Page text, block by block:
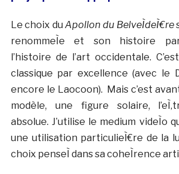
Le choix duApollon du BelveÌdeÌ€re
renommeÌe et son histoire
l’histoire de l’art occidentale.
classique par excellence (avec le
encore le Laocoon). Mais c’est
modèle, une figure solaire,
absolue. J’utilise le medium videÌo
une utilisation particulieÌ€re de la
choix penseÌ dans sa coheÌrence